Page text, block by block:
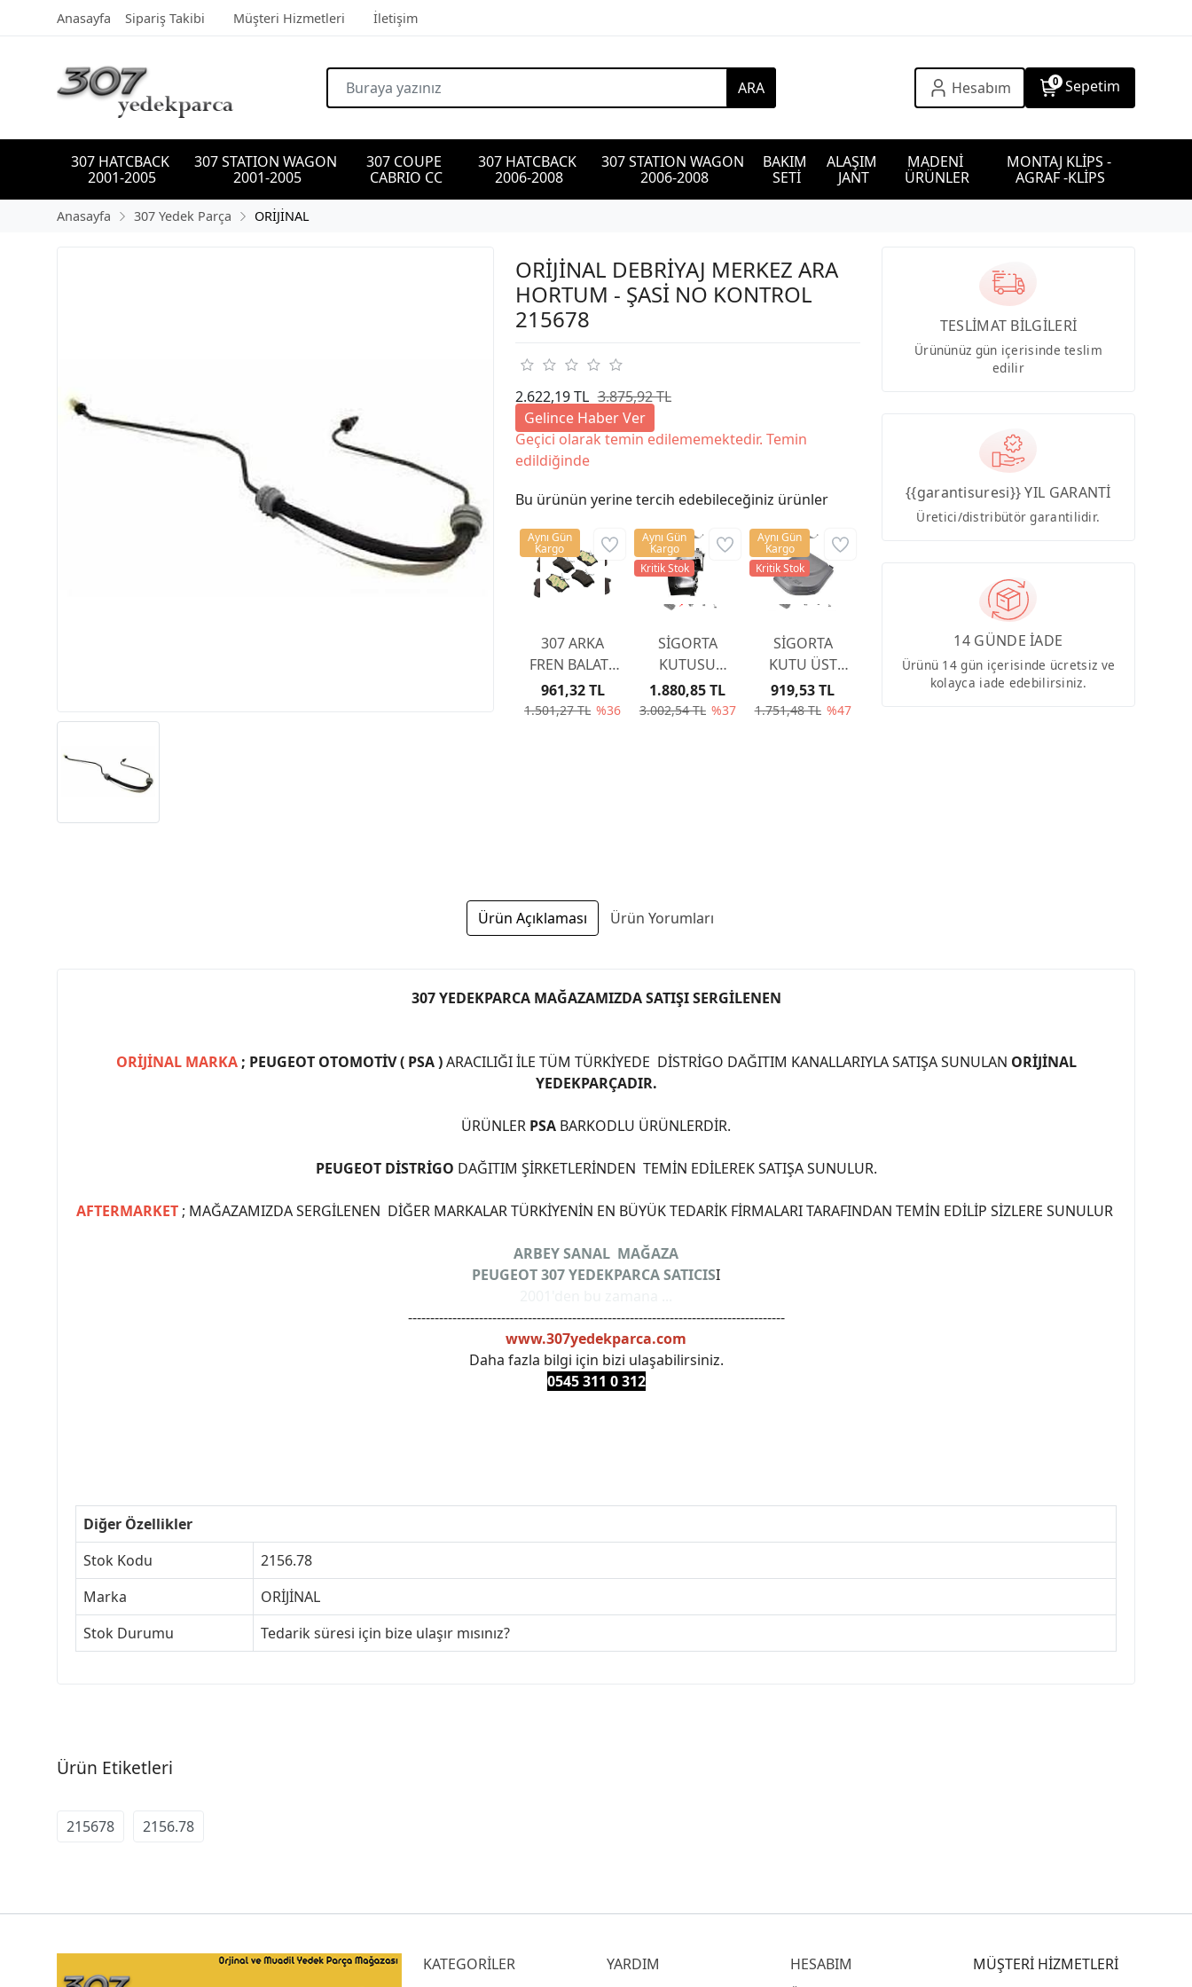
Anasayfa Sipariş Takibi Müşteri Hizmetleri İletişim
ARA Hesabım 0 Sepetim
307 HATCBACK
2001-2005
307 STATION WAGON
2001-2005
307 COUPE
CABRIO CC
307 HATCBACK
2006-2008
307 STATION WAGON
2006-2008
BAKIM
SETİ
ALAŞIM
JANT
MADENİ
ÜRÜNLER
MONTAJ KLİPS -
AGRAF -KLİPS
Anasayfa 307 Yedek Parça ORİJİNAL
ORİJİNAL DEBRİYAJ MERKEZ ARA
HORTUM - ŞASİ NO KONTROL
215678
2.622,19 TL 3.875,92 TL
Gelince Haber Ver
Geçici olarak temin edilememektedir. Temin
edildiğinde
Bu ürünün yerine tercih edebileceğiniz ürünler
307 ARKA
FREN BALATA
307 YAYLI TİP
2001-2007
1.501,27 TL %36
961,32 TL
Aynı Gün
Kargo
SİGORTA
KUTUSU
KAPAĞI
6500CC
3.002,54 TL %37
1.880,85 TL
Aynı Gün
Kargo
Kritik Stok
SİGORTA
KUTU ÜST
KAPAĞI
6500CA
1.751,48 TL %47
919,53 TL
Aynı Gün
Kargo
Kritik Stok
TESLİMAT BİLGİLERİ
Ürününüz gün içerisinde teslim
edilir
{{garantisuresi}} YIL GARANTİ
Üretici/distribütör garantilidir.
14 GÜNDE İADE
Ürünü 14 gün içerisinde ücretsiz ve
kolayca iade edebilirsiniz.
Ürün Açıklaması Ürün Yorumları
307 YEDEKPARCA MAĞAZAMIZDA SATIŞI SERGİLENEN
ORİJİNAL MARKA; PEUGEOT OTOMOTİV ( PSA )ARACILIĞI İLE TÜM TÜRKİYEDE DİSTRİGO DAĞITIM KANALLARIYLA SATIŞA SUNULAN ORİJİNAL
YEDEKPARÇADIR.
ÜRÜNLER PSA BARKODLU ÜRÜNLERDİR.
PEUGEOT DİSTRİGO DAĞITIM ŞİRKETLERİNDEN TEMİN EDİLEREK SATIŞA SUNULUR.
AFTERMARKET ; MAĞAZAMIZDA SERGİLENEN DİĞER MARKALAR TÜRKİYENİN EN BÜYÜK TEDARİK FİRMALARI TARAFINDAN TEMİN EDİLİP SİZLERE SUNULUR
ARBEY SANAL MAĞAZA
PEUGEOT 307 YEDEKPARCA SATICISI
-------------------------------------------------------------------------------------
www.307yedekparca.com
Daha fazla bilgi için bizi ulaşabilirsiniz.
0545 311 0 312
Diğer Özellikler
Stok Kodu
2156.78
Marka
ORİJİNAL
Stok Durumu
Tedarik süresi için bize ulaşır mısınız?
Ürün Etiketleri
215678 2156.78
KATEGORİLER YARDIM HESABIM MÜŞTERİ HİZMETLERİ